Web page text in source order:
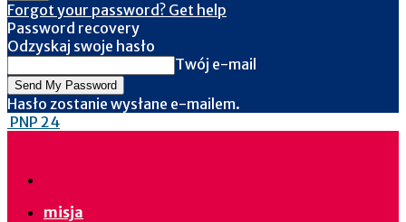
Forgot your password? Get help
Password recovery
Odzyskaj swoje hasło
Twój e-mail
Hasło zostanie wysłane e-mailem.
PNP 24
misja